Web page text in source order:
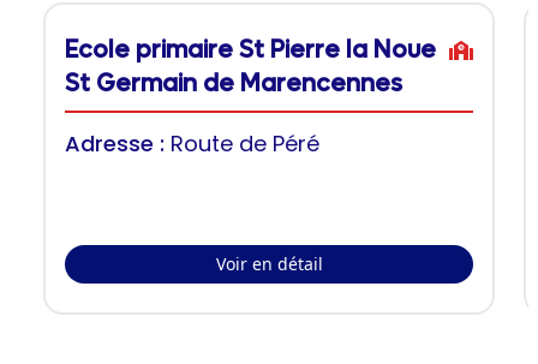
Ecole primaire St Pierre la Noue
St Germain de Marencennes
Adresse : Route de Péré
Voir en détail